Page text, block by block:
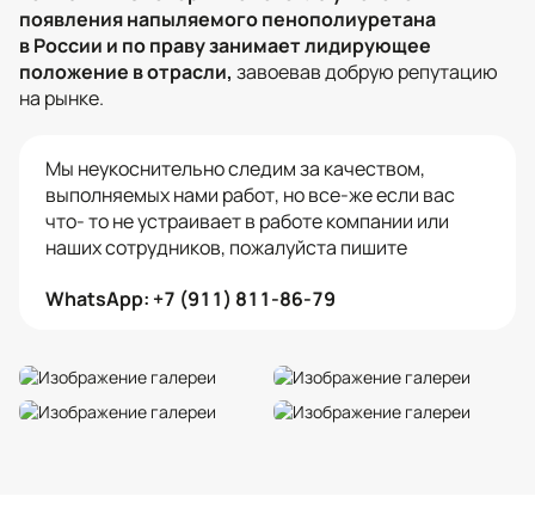
появления напыляемого пенополиуретана
в России и по праву занимает лидирующее
положение в отрасли, завоевав добрую репутацию
на рынке.
Мы неукоснительно следим за качеством,
выполняемых нами работ, но все-же если вас
что- то не устраивает в работе компании или
наших сотрудников, пожалуйста пишите
WhatsApp: +7 (911) 811-86-79